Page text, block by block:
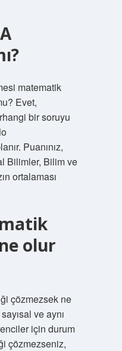
matematik
Evet,
bir soruyu
Puanınız,
Bilimler, Bilim ve
ortalaması
olur
çözmezsek ne
ve aynı
için durum
çözmezseniz,